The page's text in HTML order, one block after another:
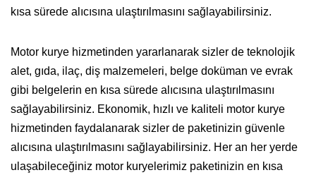
kısa sürede alıcısına ulaştırılmasını sağlayabilirsiniz.
Motor kurye hizmetinden yararlanarak sizler de teknolojik
alet, gıda, ilaç, diş malzemeleri, belge doküman ve evrak
gibi belgelerin en kısa sürede alıcısına ulaştırılmasını
sağlayabilirsiniz. Ekonomik, hızlı ve kaliteli motor kurye
hizmetinden faydalanarak sizler de paketinizin güvenle
alıcısına ulaştırılmasını sağlayabilirsiniz. Her an her yerde
ulaşabileceğiniz motor kuryelerimiz paketinizin en kısa